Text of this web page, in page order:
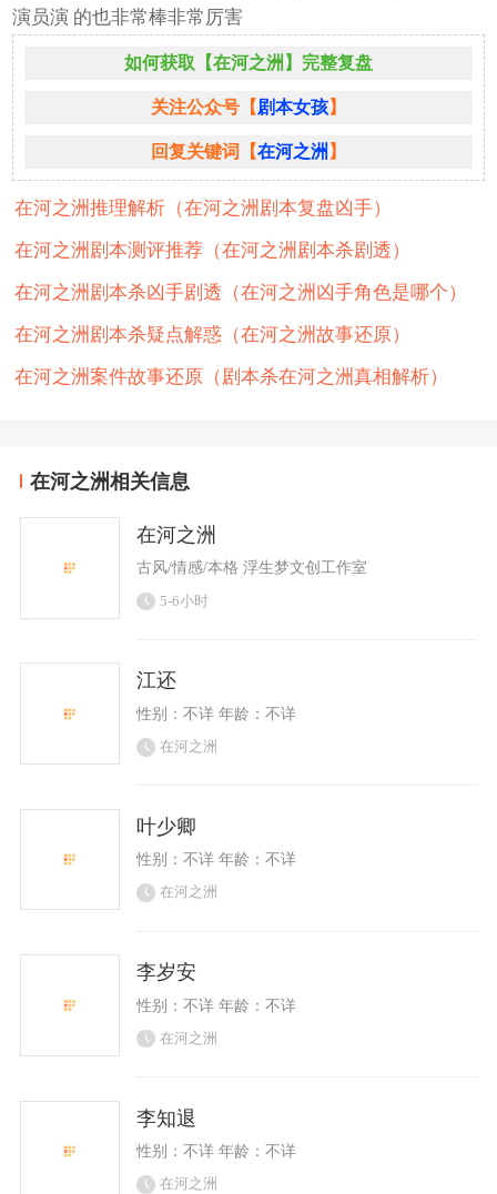
演员演 的也非常棒非常厉害
如何获取【在河之洲】完整复盘
关注公众号【剧本女孩】
回复关键词【在河之洲 】
在河之洲推理解析（在河之洲剧本复盘凶手）
在河之洲剧本测评推荐（在河之洲剧本杀剧透）
在河之洲剧本杀凶手剧透（在河之洲凶手角色是哪个）
在河之洲剧本杀疑点解惑（在河之洲故事还原）
在河之洲案件故事还原（剧本杀在河之洲真相解析）
在河之洲相关信息
在河之洲
古风/情感/本格 浮生梦文创工作室
5-6小时
江还
性别：不详 年龄：不详
在河之洲
叶少卿
性别：不详 年龄：不详
在河之洲
李岁安
性别：不详 年龄：不详
在河之洲
李知退
性别：不详 年龄：不详
在河之洲